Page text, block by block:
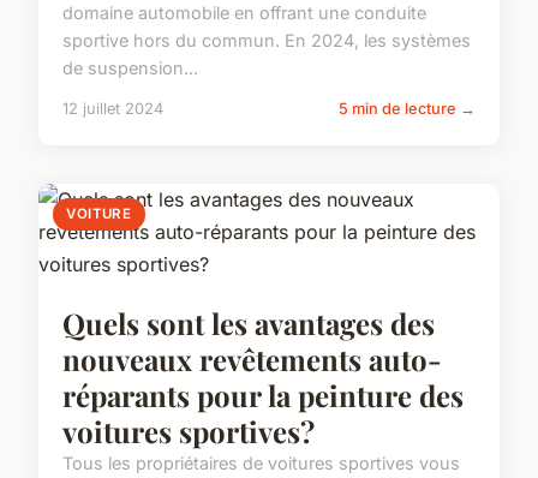
domaine automobile en offrant une conduite
sportive hors du commun. En 2024, les systèmes
de suspension...
12 juillet 2024 5 min de lecture →
VOITURE
Quels sont les avantages des
nouveaux revêtements auto-
réparants pour la peinture des
voitures sportives?
Tous les propriétaires de voitures sportives vous